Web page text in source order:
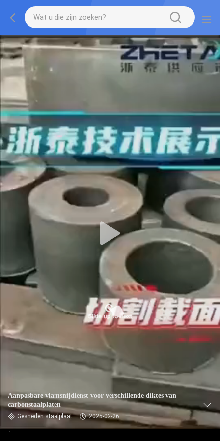
Aanpasbare vlamsnijdienst voor verschillende diktes van
carbonstaalplaten
Gesneden staalplaat 2025-02-26